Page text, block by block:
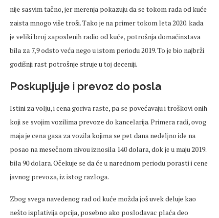
nije sasvim tačno, jer merenja pokazuju da se tokom rada od kuće
zaista mnogo više troši. Tako je na primer tokom leta 2020. kada
je veliki broj zaposlenih radio od kuće, potrošnja domaćinstava
bila za 7,9 odsto veća nego u istom periodu 2019. To je bio najbrži
godišnji rast potrošnje struje u toj deceniji.
Poskupljuje i prevoz do posla
Istini za volju, i cena goriva raste, pa se povećavaju i troškovi onih
koji se svojim vozilima prevoze do kancelarija. Primera radi, ovog
maja je cena gasa za vozila kojima se pet dana nedeljno ide na
posao na mesečnom nivou iznosila 140 dolara, dok je u maju 2019.
bila 90 dolara. Očekuje se da će u narednom periodu porasti i cene
javnog prevoza, iz istog razloga.
Zbog svega navedenog rad od kuće možda još uvek deluje kao
nešto isplativija opcija, posebno ako poslodavac plaća deo